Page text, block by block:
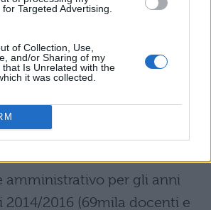
Targeted Advertising.
of Collection, Use,
and/or Sharing of my
that Is Unrelated with the
it was collected.
di presidenza a reggenti,
docenti incaricati. Questi
esonerati
un piano triennale di
in ruolo del personale
ed ATA- Ausiliario
amministrativo per gli anni
2014/2016 (69mila docenti e